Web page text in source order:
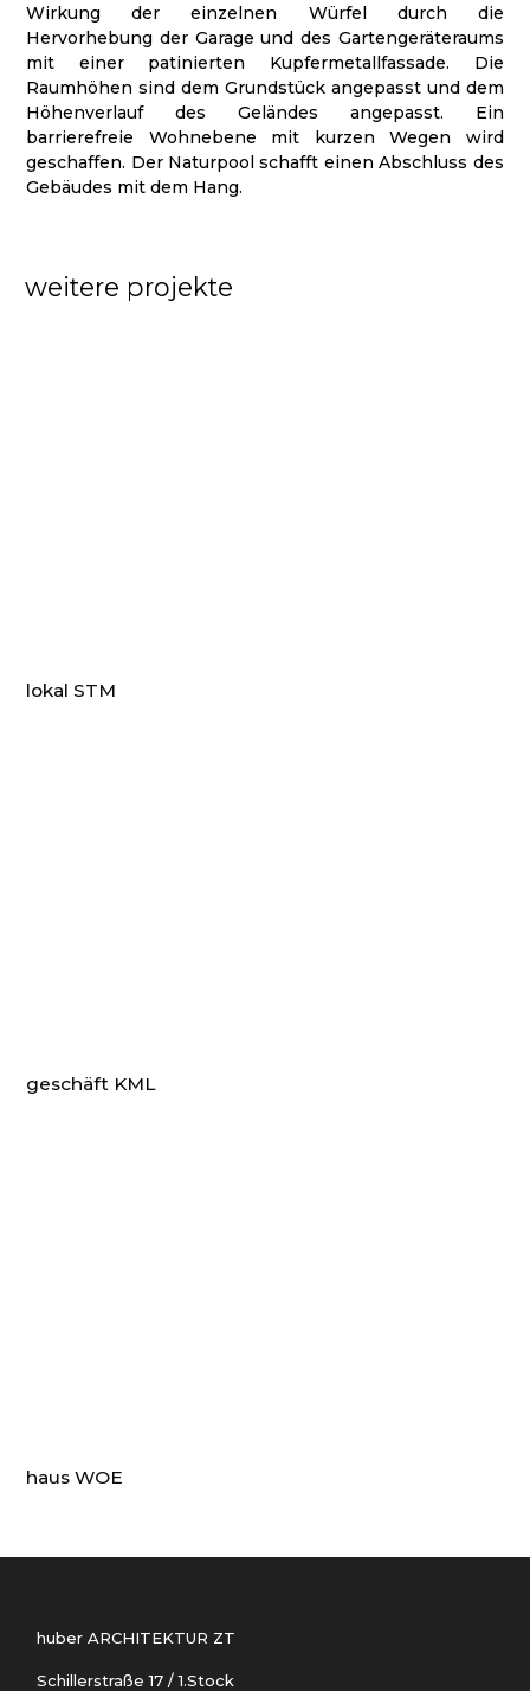
Wirkung der einzelnen Würfel durch die
Hervorhebung der Garage und des Gartengeräteraums
mit einer patinierten Kupfermetallfassade. Die
Raumhöhen sind dem Grundstück angepasst und dem
Höhenverlauf des Geländes angepasst. Ein
barrierefreie Wohnebene mit kurzen Wegen wird
geschaffen. Der Naturpool schafft einen Abschluss des
Gebäudes mit dem Hang.
weitere projekte
lokal STM
geschäft KML
haus WOE
huber ARCHITEKTUR ZT
Schillerstraße 17 / 1.Stock